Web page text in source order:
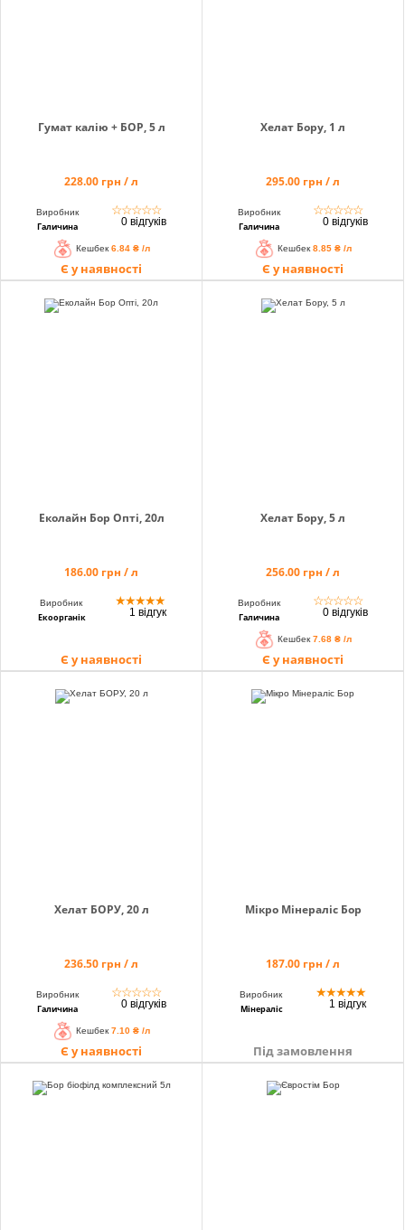
Гумат калію + БОР, 5 л
228.00 грн / л
Виробник
Галичина
☆☆☆☆☆
0 відгуків
Кешбек 6.84 ₴ /л
Є у наявності
Хелат Бору, 1 л
295.00 грн / л
Виробник
Галичина
☆☆☆☆☆
0 відгуків
Кешбек 8.85 ₴ /л
Є у наявності
Еколайн Бор Опті, 20л
186.00 грн / л
Виробник
Екоорганік
★★★★★
1 відгук
Є у наявності
Хелат Бору, 5 л
256.00 грн / л
Виробник
Галичина
☆☆☆☆☆
0 відгуків
Кешбек 7.68 ₴ /л
Є у наявності
Хелат БОРУ, 20 л
236.50 грн / л
Виробник
Галичина
☆☆☆☆☆
0 відгуків
Кешбек 7.10 ₴ /л
Є у наявності
Мікро Мінераліс Бор
187.00 грн / л
Виробник
Мінераліс
★★★★★
1 відгук
Під замовлення